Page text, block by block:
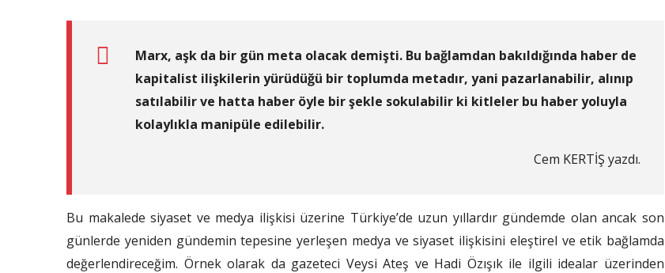
Marx, aşk da bir gün meta olacak demişti. Bu bağlamdan bakıldığında haber de
kapitalist ilişkilerin yürüdüğü bir toplumda metadır, yani pazarlanabilir, alınıp
satılabilir ve hatta haber öyle bir şekle sokulabilir ki kitleler bu haber yoluyla
kolaylıkla manipüle edilebilir.
Cem KERTİŞ yazdı.
Bu makalede siyaset ve medya ilişkisi üzerine Türkiye’de uzun yıllardır gündemde olan ancak son
günlerde yeniden gündemin tepesine yerleşen medya ve siyaset ilişkisini eleştirel ve etik bağlamda
değerlendireceğim. Örnek olarak da gazeteci Veysi Ateş ve Hadi Özışık ile ilgili idealar üzerinden